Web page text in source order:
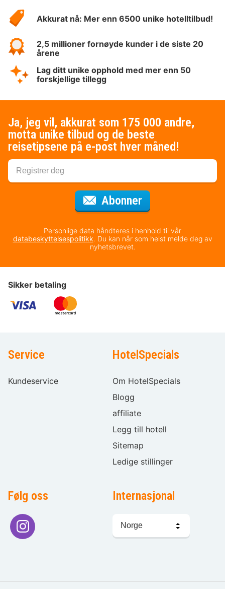
Hotelspecials
Akkurat nå: Mer enn 6500 unike hotelltilbud!
2,5 millioner fornøyde kunder i de siste 20
årene
Lag ditt unike opphold med mer enn 50
forskjellige tillegg
Ja, jeg vil, akkurat som 175 000 andre,
motta unike tilbud og de beste
reisetipsene på e-post hver måned!
Abonner
Personlige data håndteres i henhold til vår
databeskyttelsespolitikk. Du kan når som helst melde deg av
nyhetsbrevet.
Sikker betaling
Service
Kundeservice
HotelSpecials
Om HotelSpecials
Blogg
affiliate
Legg till hotell
Sitemap
Ledige stillinger
Følg oss Internasjonal